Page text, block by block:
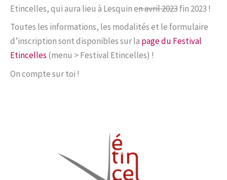
Etincelles, qui aura lieu à Lesquin en avril 2023fin 2023 !
Toutes les informations, les modalités et le formulaire
d’inscription sont disponibles sur la page du Festival
Etincelles (menu > Festival Etincelles) !
On compte sur toi !